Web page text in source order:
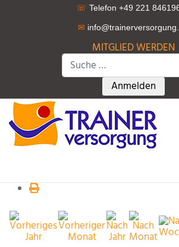
☏ Telefon +49 221
✉
MITGLIED WERDEN
Suchen
Type 2 or
Anmelden